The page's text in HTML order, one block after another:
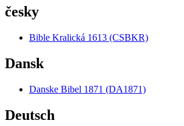
česky
Bible Kralická 1613 (CSBKR)
Dansk
Danske Bibel 1871 (DA1871)
Deutsch